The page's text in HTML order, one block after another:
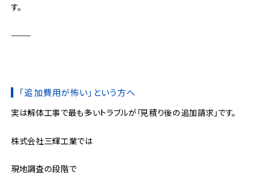
す。
⸻
「追加費用が怖い」という方へ
実は解体工事で最も多いトラブルが 「見積り後の追加請求」です。
株式会社三輝工業では
現地調査の段階で